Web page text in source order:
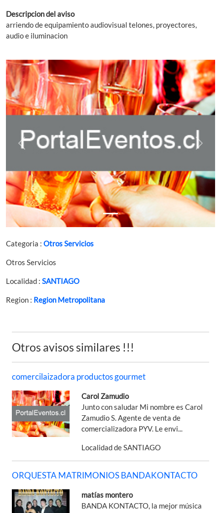
Descripcion del aviso
arriendo de equipamiento audiovisual telones, proyectores,
audio e iluminacion
Previous Next
Categoria : Otros Servicios
Otros Servicios
Localidad : SANTIAGO
Region : Region Metropolitana
Otros avisos similares !!!
comercilaizadora productos gourmet
Carol Zamudio
Junto con saludar Mi nombre es Carol
Zamudio S. Agente de venta de
comercializadora PYV. Le envi...
Localidad de SANTIAGO
ORQUESTA MATRIMONIOS BANDAKONTACTO
matías montero
BANDA KONTACTO, la mejor música